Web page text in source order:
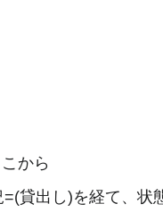
から
貸出し)を経て、状